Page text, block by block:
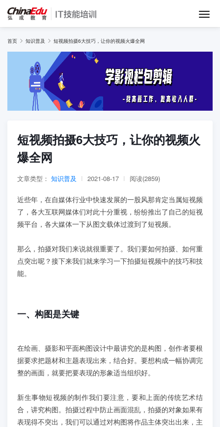
首页
IT培训班
在线网课
教学服务
师资团队
学员案例
人才培养
关于我们
首页 知识普及 短视频拍摄6大技巧，让你的视频火爆全网
短视频拍摄6大技巧，让你的视频火
爆全网
文章类型： 知识普及 | 2021-08-17 | 阅读(2859)
近些年，在自媒体行业中快速发展的一股风那肯定当属短视频
了，各大互联网媒体们对此十分重视，纷纷推出了自己的短视
频平台，各大媒体一下从图文载体过渡到了短视频。
那么，拍摄对我们来说就很重要了。我们要如何拍摄、如何重
点突出呢？接下来我们就来学习一下拍摄短视频中的技巧和技
能。
一、构图是关键
在绘画、摄影和平面构图设计中最讲究的是构图，创作者要根
据要求把题材和主题表现出来，结合好。要想构成一幅协调完
整的画面，就要把要表现的形象适当组织好。
新生事物短视频的制作我们要注意，要和上面的传统艺术结
合，讲究构图。拍摄过程中防止画面混乱，拍摄的对象如果有
表现得不突出，我们可以通过对构图将作品主体突出出来，主